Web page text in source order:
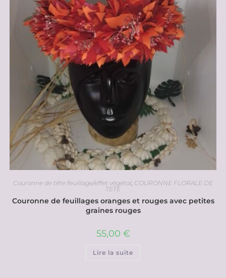
Couronne de tête feuillage/effet végétal COURONNE FLORALE DE
TETE
Couronne de feuillages oranges et rouges avec petites
graines rouges
55,00 €
Lire la suite